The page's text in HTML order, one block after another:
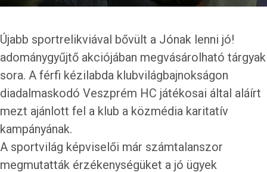
Újabb sportrelikviával bővült a Jónak lenni jó!
adománygyűjtő akciójában megvásárolható tárgyak
sora. A férfi kézilabda klubvilágbajnokságon
diadalmaskodó Veszprém HC játékosai által aláírt
mezt ajánlott fel a klub a közmédia karitatív
kampányának.
A sportvilág képviselői már számtalanszor
megmutatták érzékenységüket a jó ügyek